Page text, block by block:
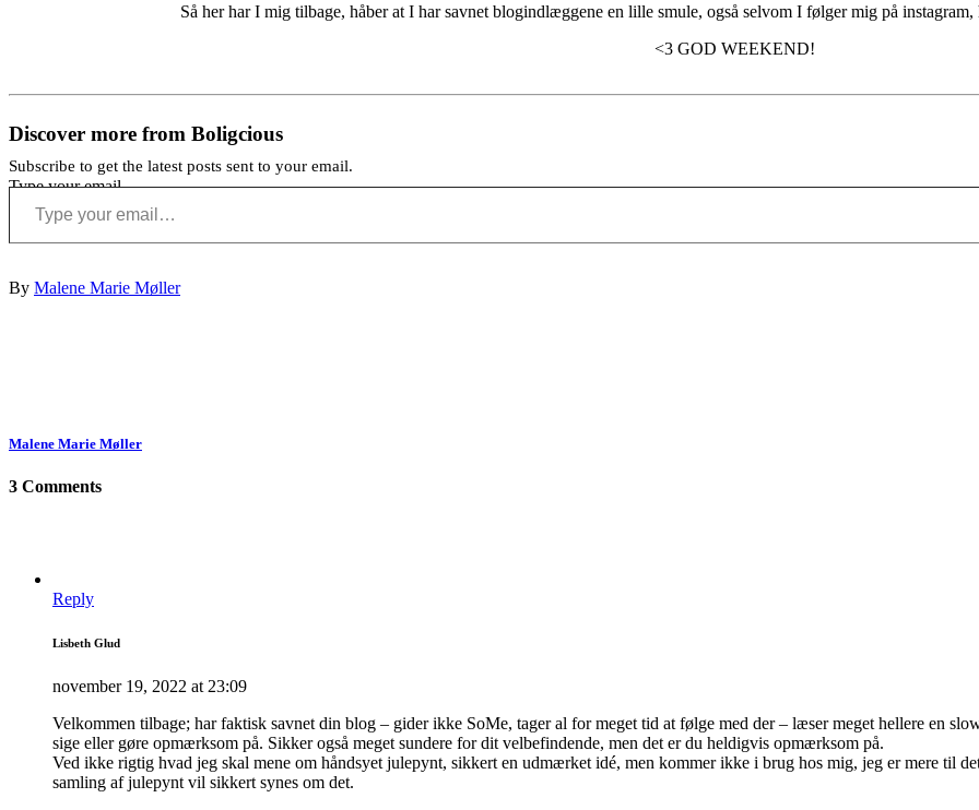
Så her har I mig tilbage, håber at I har savnet blogindlæggene en lille smule, også selvom I følger mig på
<3 GOD WEEKEND!
Discover more from Boligcious
Subscribe to get the latest posts sent to your email.
Type your email…
By Malene Marie Møller
Malene Marie Møller
3 Comments
Reply
Lisbeth Glud
november 19, 2022 at 23:09
Velkommen tilbage; har faktisk savnet din blog – gider ikke SoMe, tager al for meget tid at følge med der – læser meget hellere en
sige eller gøre opmærksom på. Sikker også meget sundere for dit velbefindende, men det er du heldigvis opmærksom på.
Ved ikke rigtig hvad jeg skal mene om håndsyet julepynt, sikkert en udmærket idé, men kommer ikke i brug hos mig, jeg er mere til
samling af julepynt vil sikkert synes om det.